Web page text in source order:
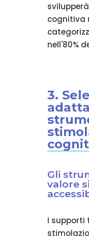
cognitiva
nell'80%
3.
Gli
valore
I supporti